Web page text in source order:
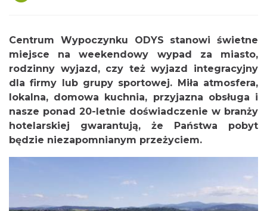
Centrum Wypoczynku ODYS stanowi świetne
miejsce na weekendowy wypad za miasto,
rodzinny wyjazd, czy też wyjazd integracyjny
dla firmy lub grupy sportowej. Miła atmosfera,
lokalna, domowa kuchnia, przyjazna obsługa i
nasze ponad 20-letnie doświadczenie w branży
hotelarskiej gwarantują, że Państwa pobyt
będzie niezapomnianym przeżyciem.